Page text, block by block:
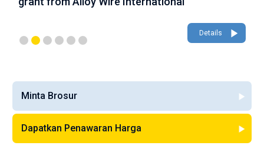
Details
Minta Brosur
Dapatkan Penawaran Harga